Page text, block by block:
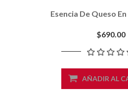
Esencia De Queso
$690.00
AÑADIR AL